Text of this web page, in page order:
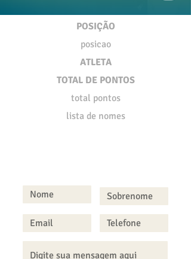
POSIÇÃO
posicao
ATLETA
TOTAL DE PONTOS
total pontos
lista de nomes